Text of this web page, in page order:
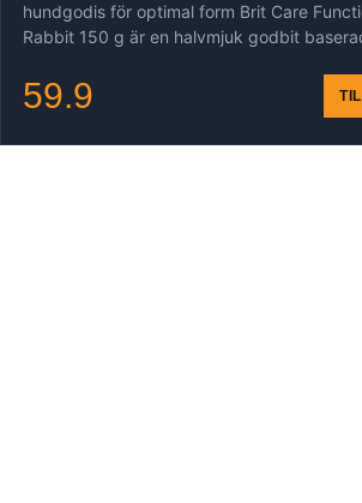
hundgodis för optimal form Brit Care
Rabbit 150 g är en halvmjuk godbit
59.9